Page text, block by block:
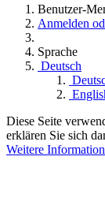
Benutzer-
Anmelden
Sprache
Deutsch
Diese Seite
erklären Sie sich
Weitere